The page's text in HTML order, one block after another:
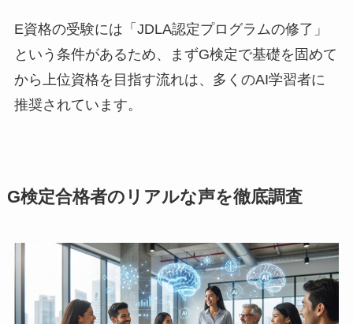
E資格の受験には「JDLA認定プログラムの修了」
という条件があるため、まずG検定で基礎を固めて
から上位資格を目指す流れは、多くのAI学習者に
推奨されています。
G検定合格者のリアルな声を徹底調査